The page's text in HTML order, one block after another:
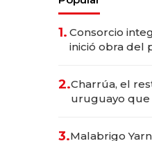
1. Consorcio
inició obra del
millones
2.Charrúa, el
uruguayo que
3.Malabrigo